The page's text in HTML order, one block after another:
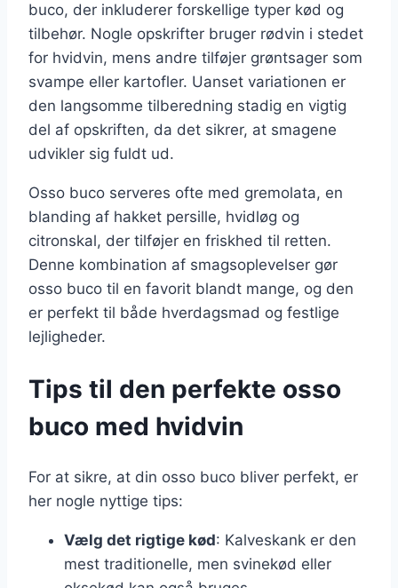
buco, der inkluderer forskellige typer kød og
tilbehør. Nogle opskrifter bruger rødvin i stedet
for hvidvin, mens andre tilføjer grøntsager som
svampe eller kartofler. Uanset variationen er
den langsomme tilberedning stadig en vigtig
del af opskriften, da det sikrer, at smagene
udvikler sig fuldt ud.
Osso buco serveres ofte med gremolata, en
blanding af hakket persille, hvidløg og
citronskal, der tilføjer en friskhed til retten.
Denne kombination af smagsoplevelser gør
osso buco til en favorit blandt mange, og den
er perfekt til både hverdagsmad og festlige
lejligheder.
Tips til den perfekte osso
buco med hvidvin
For at sikre, at din osso buco bliver perfekt, er
her nogle nyttige tips:
Vælg det rigtige kød: Kalveskank er den
mest traditionelle, men svinekød eller